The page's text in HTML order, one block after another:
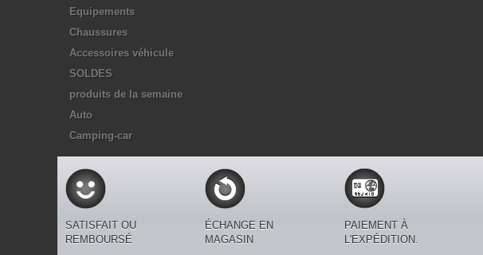
Equipements
Chaussures
Accessoires véhicule
SOLDES
produits de la semaine
Auto
Camping-car
SATISFAIT OU
REMBOURSÉ
ÉCHANGE EN
MAGASIN
PAIEMENT À
L'EXPÉDITION.